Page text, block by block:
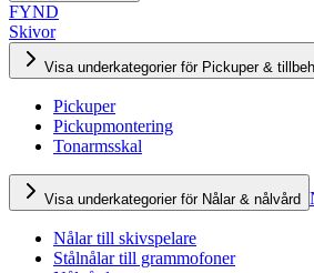
FYND
Skivor
Visa underkategorier för Pickuper &
Pickuper
Pickupmontering
Tonarmsskal
Visa underkategorier för Nålar & nålvård
Nålar till skivspelare
Stålnålar till grammofoner